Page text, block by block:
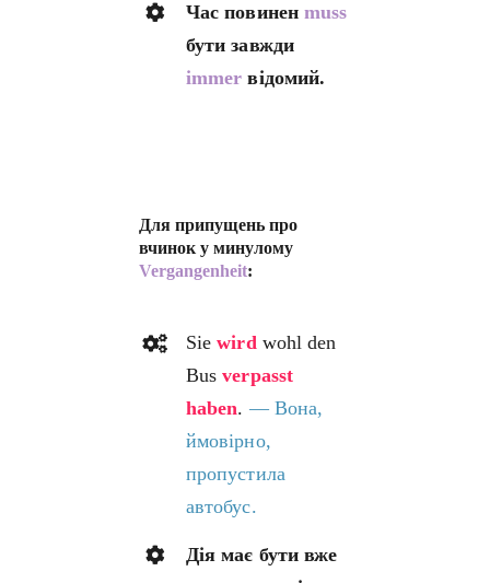
Час повиненmuss
бути завжди
immer відомий.
Для припущень про
вчинок у минулому
Vergangenheit:
Siewirdwohl den
Busverpasst
haben. — Вона,
ймовірно,
пропустила
автобус.
Дія має бути вже